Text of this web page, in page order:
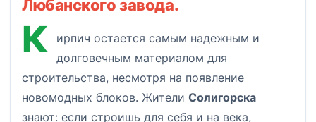
Любанского завода.
К
ирпич остается самым надежным и
долговечным материалом для
строительства, несмотря на появление
новомодных блоков. Жители Солигорска
знают: если строишь для себя и на века,